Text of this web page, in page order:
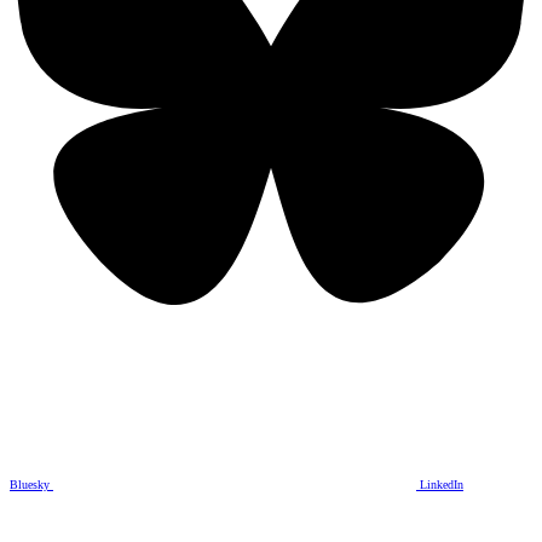
Bluesky LinkedIn